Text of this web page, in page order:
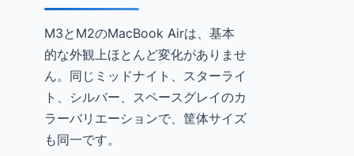
M3とM2のMacBook Airは、基本
的な外観上ほとんど変化がありませ
ん。同じミッドナイト、スターライ
ト、シルバー、スペースグレイのカ
ラーバリエーションで、筐体サイズ
も同一です。